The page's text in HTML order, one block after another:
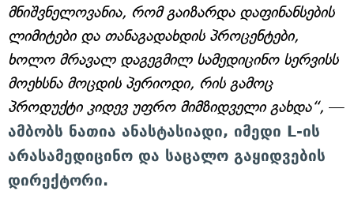
მნიშვნელოვანია, რომ გაიზარდა დაფინანსების
ლიმიტები და თანაგადახდის პროცენტები,
ხოლო მრავალ დაგეგმილ სამედიცინო სერვისს
მოეხსნა მოცდის პერიოდი, რის გამოც
პროდუქტი კიდევ უფრო მიმზიდველი გახდა“, —
ამბობს ნათია ანასტასიადი, იმედი L-ის
არასამედიცინო და საცალო გაყიდვების
დირექტორი.